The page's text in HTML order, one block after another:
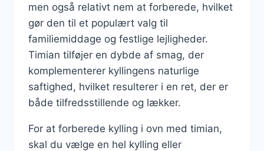
men også relativt nem at forberede, hvilket
gør den til et populært valg til
familiemiddage og festlige lejligheder.
Timian tilføjer en dybde af smag, der
komplementerer kyllingens naturlige
saftighed, hvilket resulterer i en ret, der er
både tilfredsstillende og lækker.
For at forberede kylling i ovn med timian,
skal du vælge en hel kylling eller